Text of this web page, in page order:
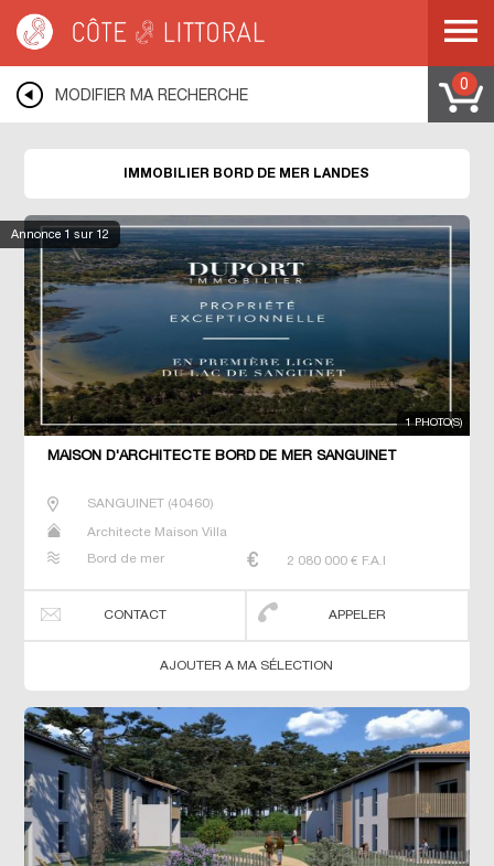
LANDES
MODIFIER MA RECHERCHE
0
Annonce 1 sur 12
IMMOBILIER BORD DE MER LANDES
1 PHOTO(S)
MAISON D'ARCHITECTE BORD DE MER SANGUINET
SANGUINET(40460)
Architecte Maison Villa
Bord de mer 2 080 000 € F.A.I
CONTACT APPELER
AJOUTER A MA SÉLECTION